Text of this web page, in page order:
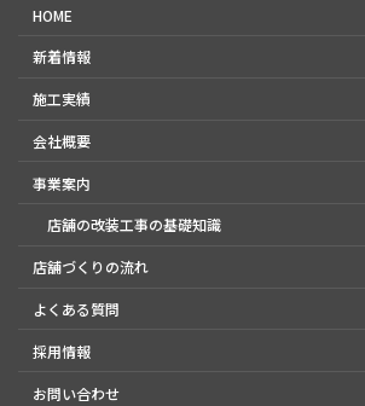
HOME
新着情報
施工実績
会社概要
事業案内
店舗の改装工事の基礎知識
店舗づくりの流れ
よくある質問
採用情報
お問い合わせ